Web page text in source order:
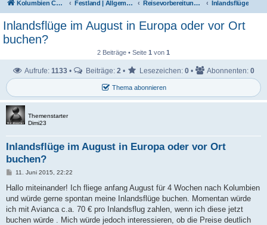
Kolumbien Community Festland | Allgemeine Fragen Reisevorbereitungen & Reiseerfahrungen Inlandsflüge
Inlandsflüge im August in Europa oder vor Ort
buchen?
2 Beiträge • Seite 1 von 1
Thema abonnieren
Aufrufe: 1133 • Beiträge: 2 • Lesezeichen: 0 • Abonnenten: 0
Themenstarter
Dimi23
Inlandsflüge im August in Europa oder vor Ort
buchen?
B
i
r
a
11. Juni 2015, 22:22
Hallo miteinander! Ich fliege anfang August für 4 Wochen nach Kolumbien
und würde gerne spontan meine Inlandsflüge buchen. Momentan würde
ich mit Avianca c.a. 70 € pro Inlandsflug zahlen, wenn ich diese jetzt
buchen würde . Mich würde jedoch interessieren, ob die Preise deutlich